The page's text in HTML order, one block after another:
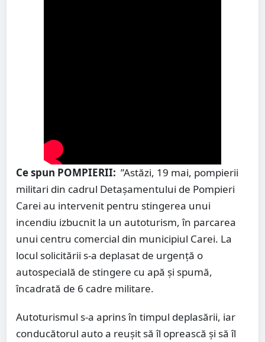
Ce spun POMPIERII: ”Astăzi, 19 mai, pompierii
militari din cadrul Detașamentului de Pompieri
Carei au intervenit pentru stingerea unui
incendiu izbucnit la un autoturism, în parcarea
unui centru comercial din municipiul Carei. La
locul solicitării s-a deplasat de urgență o
autospecială de stingere cu apă și spumă,
încadrată de 6 cadre militare.
Autoturismul s-a aprins în timpul deplasării, iar
conducătorul auto a reușit să îl oprească și să îl